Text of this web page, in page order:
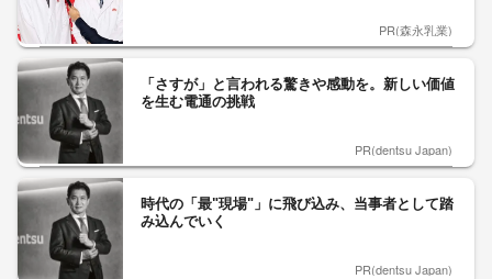
PR(森永乳業)
「さすが」と言われる驚きや感動を。新しい価値
を生む電通の挑戦
PR(dentsu Japan)
時代の「最"現場"」に飛び込み、当事者として踏
み込んでいく
PR(dentsu Japan)